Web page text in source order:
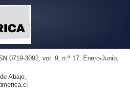
educación superior: miradas
0719-3092, vol. 9, n.o 17, Enero-Junio,
Abajo,